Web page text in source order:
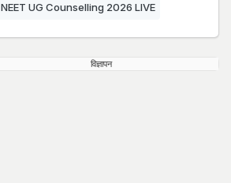
NEET UG Counselling 2026 LIVE
विज्ञापन